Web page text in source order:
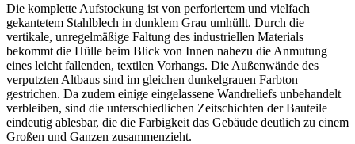
Die komplette Aufstockung ist von perforiertem und vielfach
gekantetem Stahlblech in dunklem Grau umhüllt. Durch die
vertikale, unregelmäßige Faltung des industriellen Materials
bekommt die Hülle beim Blick von Innen nahezu die Anmutung
eines leicht fallenden, textilen Vorhangs. Die Außenwände des
verputzten Altbaus sind im gleichen dunkelgrauen Farbton
gestrichen. Da zudem einige eingelassene Wandreliefs unbehandelt
verbleiben, sind die unterschiedlichen Zeitschichten der Bauteile
eindeutig ablesbar, die die Farbigkeit das Gebäude deutlich zu einem
Großen und Ganzen zusammenzieht.